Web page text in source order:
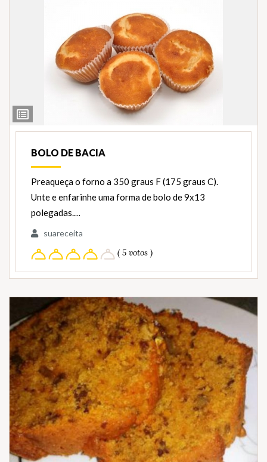
Ver
Ingredientes
BOLO DE BACIA
Preaqueça o forno a 350 graus F (175 graus C).
Unte e enfarinhe uma forma de bolo de 9x13
polegadas.…
suareceita
( 5 votos )